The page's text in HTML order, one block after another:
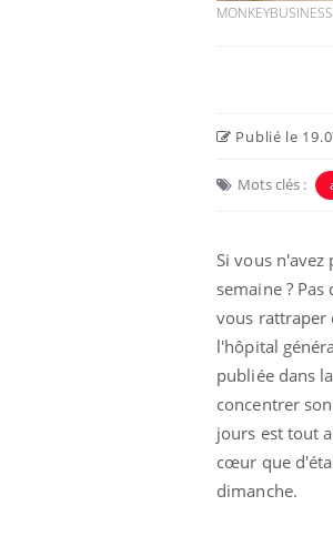
Publié le
Mots clés :
Si vous n'avez
semaine ?
vous rattraper
l'hôpital
publiée dans
concentrer
jours est tout
cœur que
dimanche.